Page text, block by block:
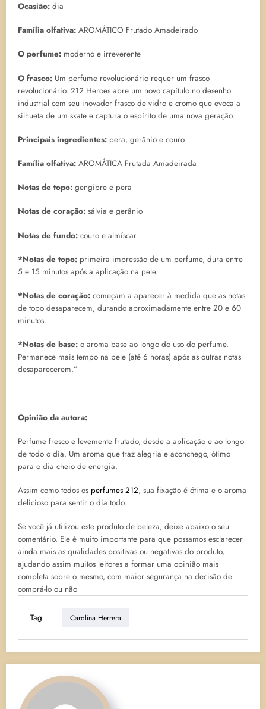
Ocasião: dia
Família olfativa: AROMÁTICO Frutado Amadeirado
O perfume: moderno e irreverente
O frasco: Um perfume revolucionário requer um frasco
revolucionário. 212 Heroes abre um novo capítulo no desenho
industrial com seu inovador frasco de vidro e cromo que evoca a
silhueta de um skate e captura o espírito de uma nova geração.
Principais ingredientes: pera, gerânio e couro
Família olfativa: AROMÁTICA Frutada Amadeirada
Notas de topo: gengibre e pera
Notas de coração: sálvia e gerânio
Notas de fundo: couro e almíscar
*Notas de topo: primeira impressão de um perfume, dura entre
5 e 15 minutos após a aplicação na pele.
*Notas de coração: começam a aparecer à medida que as notas
de topo desaparecem, durando aproximadamente entre 20 e 60
minutos.
*Notas de base: o aroma base ao longo do uso do perfume.
Permanece mais tempo na pele (até 6 horas) após as outras notas
desaparecerem.”
Opinião da autora:
Perfume fresco e levemente frutado, desde a aplicação e ao longo
de todo o dia. Um aroma que traz alegria e aconchego, ótimo
para o dia cheio de energia.
Assim como todos os perfumes 212, sua fixação é ótima e o aroma
delicioso para sentir o dia todo.
Se você já utilizou este produto de beleza, deixe abaixo o seu
comentário. Ele é muito importante para que possamos esclarecer
ainda mais as qualidades positivas ou negativas do produto,
ajudando assim muitos leitores a formar uma opinião mais
completa sobre o mesmo, com maior segurança na decisão de
comprá-lo ou não
Tag Carolina Herrera